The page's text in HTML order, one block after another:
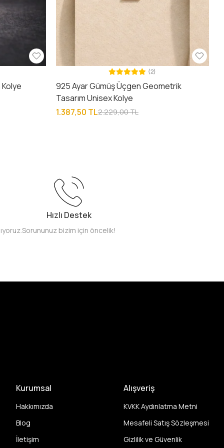
(2)
925 Ayar Gümüş Üçgen Geometrik
Tasarım Unisex Kolye
1.387,50 TL2.229,00 TL
Hızlı Destek
Sorununuz bizim için öncelik!
Kurumsal
Hakkımızda
Blog
İletişim
Alışveriş
KVKK Aydınlatma Metni
Mesafeli Satış Sözleşmesi
Gizlilik ve Güvenlik